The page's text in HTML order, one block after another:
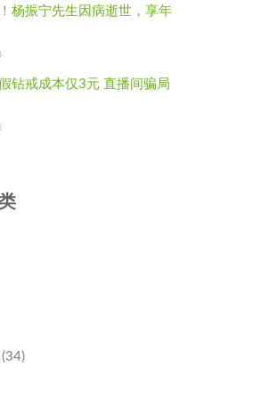
杨振宁先生因病逝世，享年
钻戒成本仅3元 直播间骗局